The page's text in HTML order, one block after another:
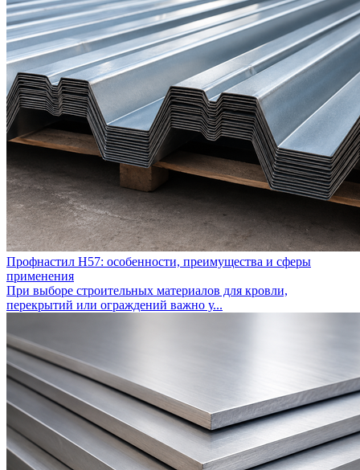
Профнастил Н57: особенности, преимущества и сферы
применения
При выборе строительных материалов для кровли,
перекрытий или ограждений важно у...